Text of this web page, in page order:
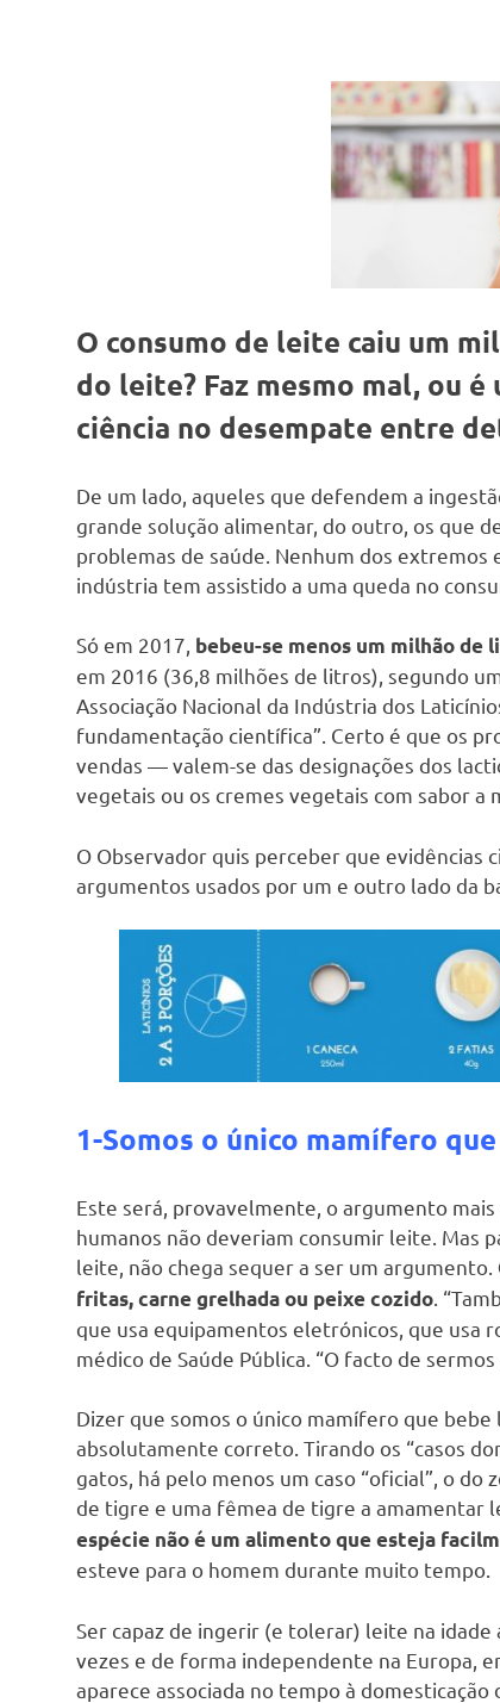
O consumo de leite caiu um
do leite? Faz mesmo mal, ou
ciência no desempate entre
De um lado, aqueles que defendem a
grande solução alimentar, do outro, os que
problemas de saúde. Nenhum dos
indústria tem assistido a uma queda no
Só em 2017, bebeu-se menos um milhão de
em 2016 (36,8 milhões de litros), segundo
Associação Nacional da Indústria dos
fundamentação científica”. Certo é que os
vendas — valem-se das designações dos
vegetais ou os cremes vegetais com sabor a
O Observador quis perceber que
argumentos usados por um e outro lado da
1-Somos o único mamífero
Este será, provavelmente, o argumento
humanos não deveriam consumir leite. Mas
leite, não chega sequer a ser um argumento.
fritas, carne grelhada ou peixe cozido .
que usa equipamentos eletrónicos, que usa
médico de Saúde Pública. “O facto de
Dizer que somos o único mamífero que
absolutamente correto. Tirando os “casos
gatos, há pelo menos um caso “oficial”, o
de tigre e uma fêmea de tigre a amamentar
espécie não é um alimento que esteja
esteve para o homem durante muito tempo.
Ser capaz de ingerir (e tolerar) leite na
vezes e de forma independente na Europa,
aparece associada no tempo à